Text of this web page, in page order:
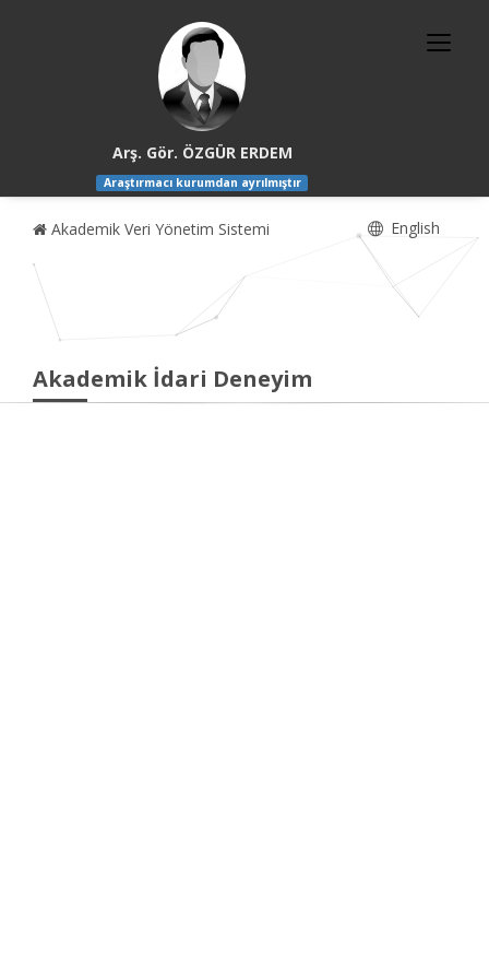
Arş. Gör. ÖZGÜR ERDEM
Araştırmacı kurumdan ayrılmıştır
Akademik Veri Yönetim Sistemi English
Akademik İdari Deneyim